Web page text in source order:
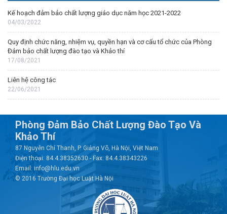
Kế hoạch đảm bảo chất lượng giáo dục năm học 2021-2022
04/03/2022
Quy định chức năng, nhiệm vụ, quyền hạn và cơ cấu tổ chức của Phòng
Đảm bảo chất lượng đào tạo và Khảo thí
17/08/2021
Liên hệ công tác
22/06/2021
Phòng Đảm Bảo Chất Lượng Đào Tạo Và
Khảo Thí
87 Nguyễn Chí Thanh, P. Giảng Võ, Hà Nội, Việt Nam
Điện thoại: 84.4.38352630 - Fax: 84.4.38343226
Email: info@hlu.edu.vn
© 2016 Trường Đại học Luật Hà Nội